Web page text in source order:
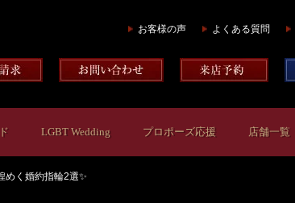
お客様の声 よくある質問
LGBT Wedding プロポーズ応援 店舗一覧
めく婚約指輪2選✨